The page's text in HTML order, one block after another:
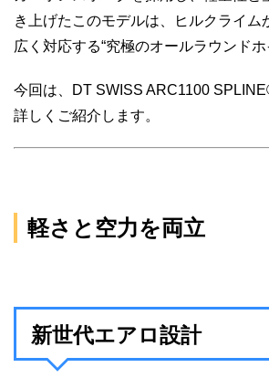
き上げたこのモデルは、ヒルクライム
広く対応する“究極のオールラウンドホ
今回は、DT SWISS ARC1100
詳しくご紹介します。
軽さと空力を両立
新世代エアロ設計